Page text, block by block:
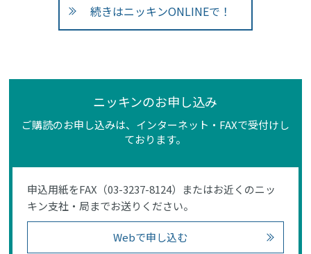
続きはニッキンONLINEで！
ニッキンのお申し込み
ご購読のお申し込みは、インターネット・FAXで受付けし
ております。
申込用紙をFAX（03-3237-8124）またはお近くのニッ
キン支社・局までお送りください。
Webで申し込む